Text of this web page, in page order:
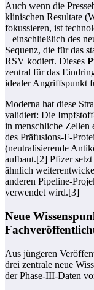
Auch wenn die
klinischen Resultate
fokussieren, ist
– einschließlich des
Sequenz, die für das
RSV kodiert. Dieses
zentral für das
idealer Angriffspunkt
Moderna hat diese
validiert: Die
in menschliche Zellen
des Präfusions-
(neutralisierende
aufbaut.[2] Pfizer
ähnlich
anderen Pipeline-
verwendet wird.[3]
Neue
Aus jüngeren
drei zentrale neue
der Phase‑III-Daten